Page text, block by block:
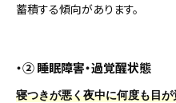
蓄積する傾向があります。
・② 睡眠障害・過覚醒状態
寝つきが悪く夜中に何度も目が